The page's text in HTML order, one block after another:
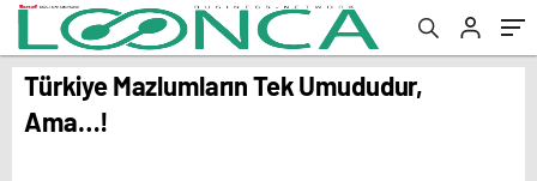
Türkiye Mazlumların Tek Umududur,
Ama…!